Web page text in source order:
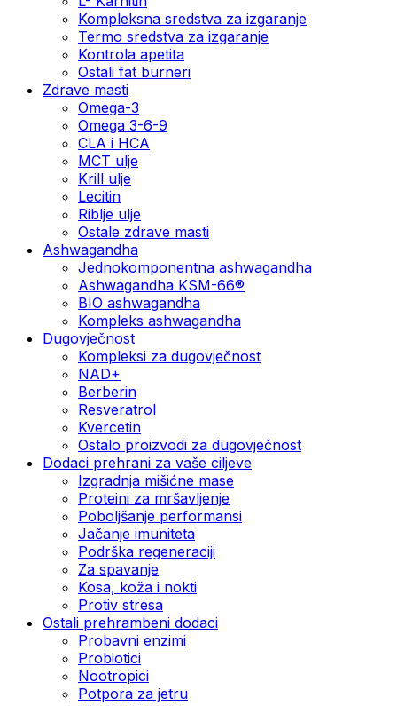
Kompleksna sredstva za izgaranje
Termo sredstva za izgaranje
Kontrola apetita
Ostali fat burneri
Zdrave masti
Omega-3
Omega 3-6-9
CLA i HCA
MCT ulje
Krill ulje
Lecitin
Riblje ulje
Ostale zdrave masti
Ashwagandha
Jednokomponentna ashwagandha
Ashwagandha KSM-66®
BIO ashwagandha
Kompleks ashwagandha
Dugovječnost
Kompleksi za dugovječnost
NAD+
Berberin
Resveratrol
Kvercetin
Ostalo proizvodi za dugovječnost
Dodaci prehrani za vaše ciljeve
Izgradnja mišićne mase
Proteini za mršavljenje
Poboljšanje performansi
Jačanje imuniteta
Podrška regeneraciji
Za spavanje
Kosa, koža i nokti
Protiv stresa
Ostali prehrambeni dodaci
Probavni enzimi
Probiotici
Nootropici
Potpora za jetru